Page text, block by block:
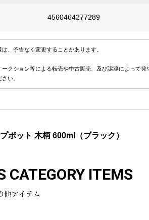
4560464277289
、予告なく変更することがあります。
クション等による転売や中古販売、及び譲渡によって
い。
ポット 木柄 600ml（ブラック）
CATEGORY ITEMS
他アイテム